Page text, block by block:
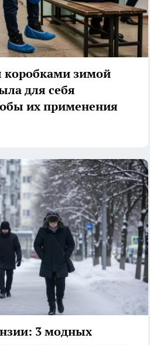
зимой
для себя
их применения
3 модных